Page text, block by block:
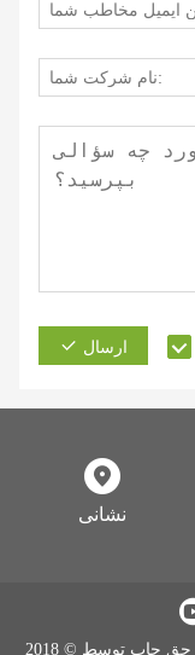
ارسال
نشانی